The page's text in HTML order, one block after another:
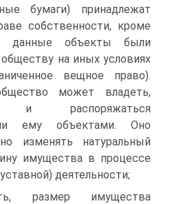
бумаги) принадлежат
собственности, кроме
данные объекты были
на иных условиях
вещное право).
может владеть,
и распоряжаться
ему объектами. Оно
изменять натуральный
имущества в процессе
деятельности;
размер имущества